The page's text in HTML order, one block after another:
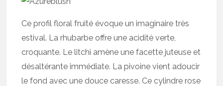
Ce profil floral fruité évoque un imaginaire très
estival. La rhubarbe offre une acidité verte,
croquante. Le litchi amène une facette juteuse et
désaltérante immédiate. La pivoine vient adoucir
le fond avec une douce caresse. Ce cylindre rose